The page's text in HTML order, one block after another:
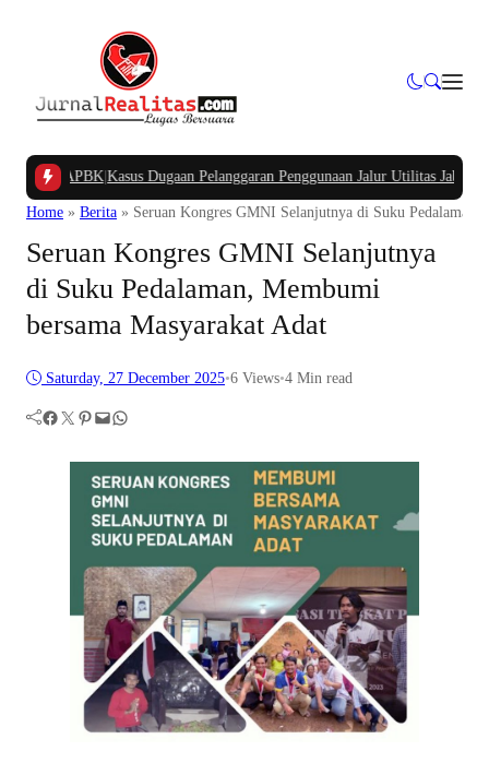
APBK|Kasus Dugaan Pelanggaran Penggunaan Jalur Utilitas Jababeka
Home » Berita » Seruan Kongres GMNI Selanjutnya di Suku Pedalaman,
Seruan Kongres GMNI Selanjutnya
di Suku Pedalaman, Membumi
bersama Masyarakat Adat
Saturday, 27 December 2025•6 Views•4 Min read
Facebook Twitter Pinterest Mail WhatsApp